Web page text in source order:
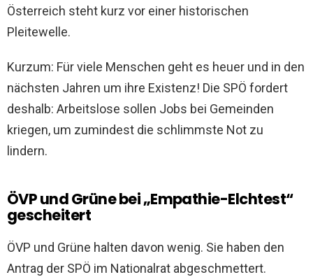
Österreich steht kurz vor einer historischen
Pleitewelle.
Kurzum: Für viele Menschen geht es heuer und in den
nächsten Jahren um ihre Existenz! Die SPÖ fordert
deshalb: Arbeitslose sollen Jobs bei Gemeinden
kriegen, um zumindest die schlimmste Not zu
lindern.
ÖVP und Grüne bei„Empathie-Elchtest“
gescheitert
ÖVP und Grüne halten davon wenig. Sie haben den
Antrag der SPÖ im Nationalrat abgeschmettert.